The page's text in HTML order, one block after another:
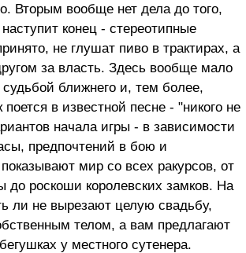
Вторым вообще нет дела до того,
конец - стереотипные
не глушат пиво в трактирах, а
за власть. Здесь вообще мало
судьбой ближнего и, тем более,
поется в известной песне - "никого не
начала игры - в зависимости
предпочтений в бою и
мир со всех ракурсов, от
до роскоши королевских замков. На
ли не вырезают целую свадьбу,
телом, а вам предлагают
у местного сутенера.